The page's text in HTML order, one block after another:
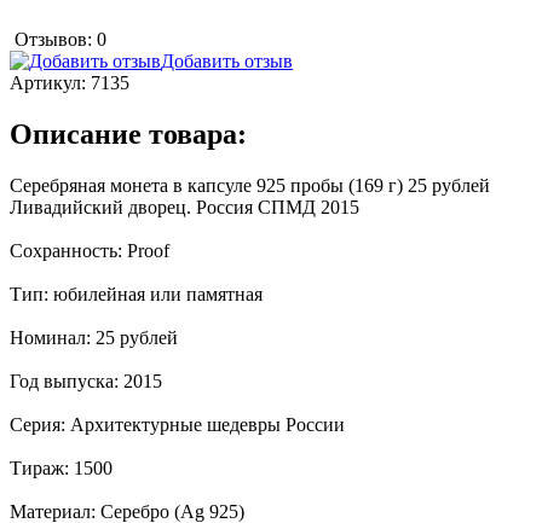
Отзывов: 0
Добавить отзыв
Артикул: 7135
Описание товара:
Серебряная монета в капсуле 925 пробы (169 г) 25 рублей
Ливадийский дворец. Россия СПМД 2015
Сохранность: Proof
Тип: юбилейная или памятная
Номинал: 25 рублей
Год выпуска: 2015
Серия: Архитектурные шедевры России
Тираж: 1500
Материал: Серебро (Ag 925)